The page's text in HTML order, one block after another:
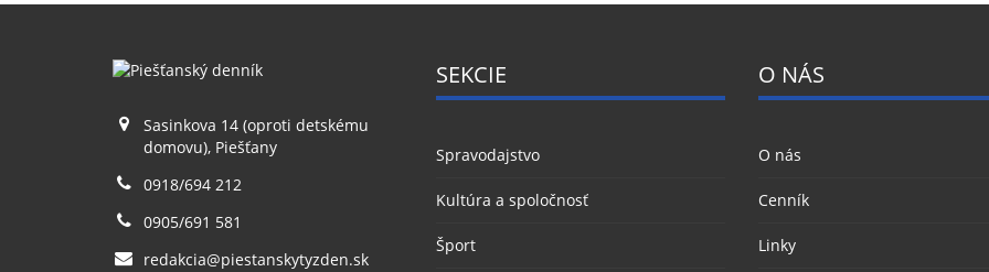
Sasinkova 14 (oproti detskému
domovu), Piešťany
0918/694 212
0905/691 581
redakcia@piestanskytyzden.sk
SEKCIE
Spravodajstvo
Kultúra a spoločnosť
Šport
O NÁS
O nás
Cenník
Linky